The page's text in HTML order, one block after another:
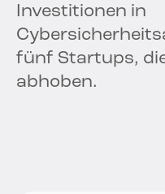
Investitionen in
fünf Startups,
abhoben.